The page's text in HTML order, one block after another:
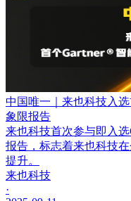
中国唯一｜来也科技入
象限报告
来也科技首次参与即入
报告，标志着来也科技
提升。
来也科技
·